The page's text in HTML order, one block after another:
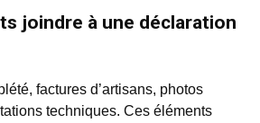
joindre à une déclaration
factures d’artisans, photos
techniques. Ces éléments